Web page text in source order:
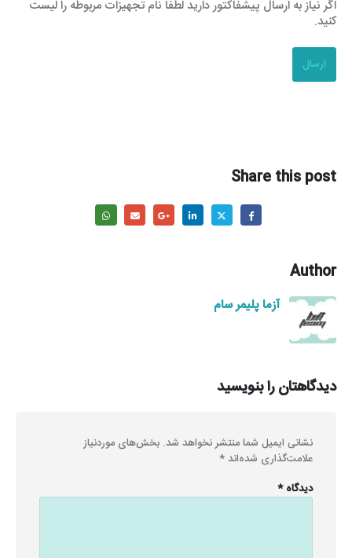
اگر نیاز به ارسال پیشفاکتور دارید لطفا نام تجهیزات مربوطه را لیست
کنید.
Share this post
Author
آزما پلیمر سام
دیدگاهتان را بنویسید
نشانی ایمیل شما منتشر نخواهد شد. بخش‌های موردنیاز
علامت‌گذاری شده‌اند*
دیدگاه*